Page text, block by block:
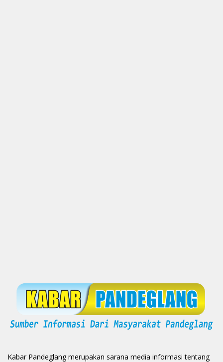
Kabar Pandeglang merupakan sarana media informasi tentang